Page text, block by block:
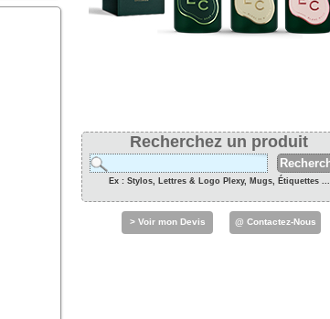
Recherchez un produit
Ex : Stylos, Lettres & Logo Plexy, Mugs, Étiquettes ...
> Voir mon Devis @ Contactez-Nous